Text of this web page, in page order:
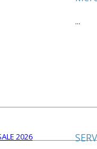
...